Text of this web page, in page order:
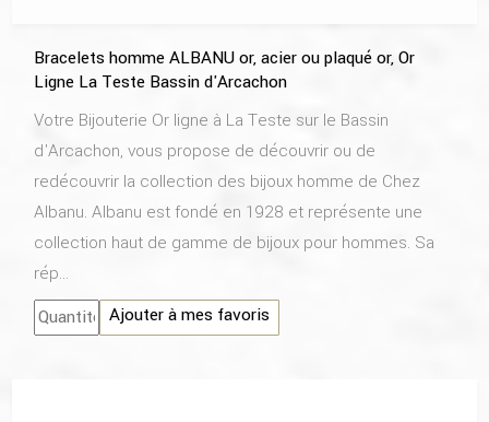
Bracelets homme ALBANU or, acier ou plaqué or, Or
Ligne La Teste Bassin d'Arcachon
Votre Bijouterie Or ligne à La Teste sur le Bassin
d'Arcachon, vous propose de découvrir ou de
redécouvrir la collection des bijoux homme de Chez
Albanu. Albanu est fondé en 1928 et représente une
collection haut de gamme de bijoux pour hommes. Sa
rép...
Ajouter à mes favoris